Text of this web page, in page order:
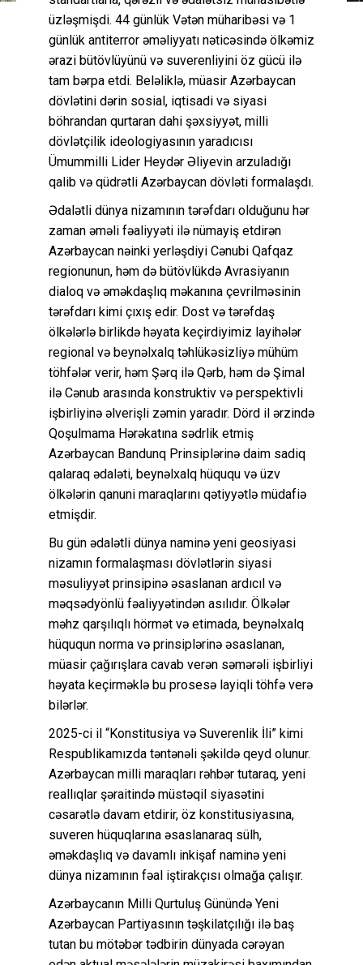
üzləşmişdi. 44 günlük Vətən müharibəsi və 1
günlük antiterror əməliyyatı nəticəsində ölkəmiz
ərazi bütövlüyünü və suverenliyini öz gücü ilə
tam bərpa etdi. Beləliklə, müasir Azərbaycan
dövlətini dərin sosial, iqtisadi və siyasi
böhrandan qurtaran dahi şəxsiyyət, milli
dövlətçilik ideologiyasının yaradıcısı
Ümummilli Lider Heydər Əliyevin arzuladığı
qalib və qüdrətli Azərbaycan dövləti formalaşdı.
Ədalətli dünya nizamının tərəfdarı olduğunu hər
zaman əməli fəaliyyəti ilə nümayiş etdirən
Azərbaycan nəinki yerləşdiyi Cənubi Qafqaz
regionunun, həm də bütövlükdə Avrasiyanın
dialoq və əməkdaşlıq məkanına çevrilməsinin
tərəfdarı kimi çıxış edir. Dost və tərəfdaş
ölkələrlə birlikdə həyata keçirdiyimiz layihələr
regional və beynəlxalq təhlükəsizliyə mühüm
töhfələr verir, həm Şərq ilə Qərb, həm də Şimal
ilə Cənub arasında konstruktiv və perspektivli
işbirliyinə əlverişli zəmin yaradır. Dörd il ərzində
Qoşulmama Hərəkatına sədrlik etmiş
Azərbaycan Bandunq Prinsiplərinə daim sadiq
qalaraq ədaləti, beynəlxalq hüququ və üzv
ölkələrin qanuni maraqlarını qətiyyətlə müdafiə
etmişdir.
Bu gün ədalətli dünya naminə yeni geosiyasi
nizamın formalaşması dövlətlərin siyasi
məsuliyyət prinsipinə əsaslanan ardıcıl və
məqsədyönlü fəaliyyətindən asılıdır. Ölkələr
məhz qarşılıqlı hörmət və etimada, beynəlxalq
hüququn norma və prinsiplərinə əsaslanan,
müasir çağırışlara cavab verən səmərəli işbirliyi
həyata keçirməklə bu prosesə layiqli töhfə verə
bilərlər.
2025-ci il “Konstitusiya və Suverenlik İli” kimi
Respublikamızda təntənəli şəkildə qeyd olunur.
Azərbaycan milli maraqları rəhbər tutaraq, yeni
reallıqlar şəraitində müstəqil siyasətini
cəsarətlə davam etdirir, öz konstitusiyasına,
suveren hüquqlarına əsaslanaraq sülh,
əməkdaşlıq və davamlı inkişaf naminə yeni
dünya nizamının fəal iştirakçısı olmağa çalışır.
Azərbaycanın Milli Qurtuluş Günündə Yeni
Azərbaycan Partiyasının təşkilatçılığı ilə baş
tutan bu mötəbər tədbirin dünyada cərəyan